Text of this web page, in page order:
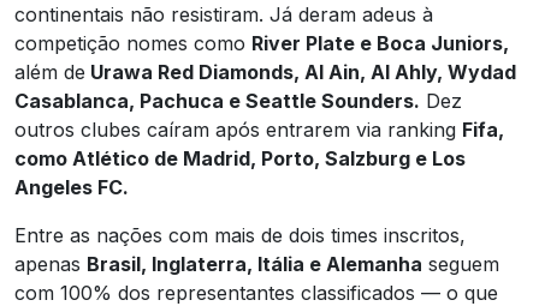
continentais não resistiram. Já deram adeus à
competição nomes como River Plate e Boca Juniors,
além de Urawa Red Diamonds, Al Ain, Al Ahly, Wydad
Casablanca, Pachuca e Seattle Sounders. Dez
outros clubes caíram após entrarem via ranking Fifa,
como Atlético de Madrid, Porto, Salzburg e Los
Angeles FC.
Entre as nações com mais de dois times inscritos,
apenas Brasil, Inglaterra, Itália e Alemanha seguem
com 100% dos representantes classificados — o que